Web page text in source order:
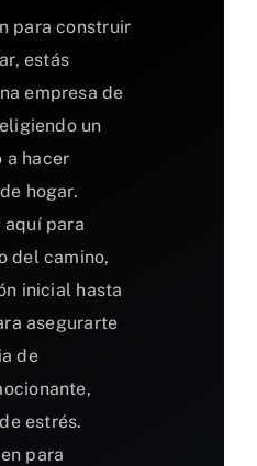
para construir
estás
empresa de
un
a hacer
hogar.
aquí para
del camino,
inicial hasta
asegurarte
de
estrés.
para